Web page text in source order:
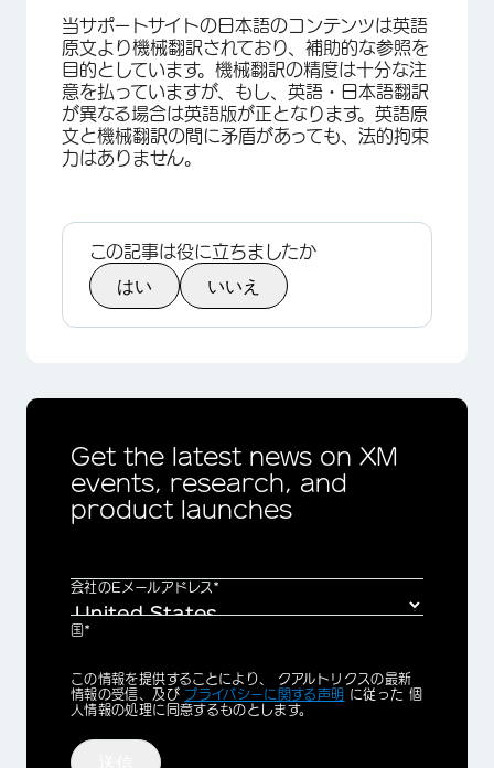
当サポートサイトの日本語のコンテンツは英語
原文より機械翻訳されており、補助的な参照を
目的としています。機械翻訳の精度は十分な注
意を払っていますが、もし、英語・日本語翻訳
が異なる場合は英語版が正となります。英語原
文と機械翻訳の間に矛盾があっても、法的拘束
力はありません。
この記事は役に立ちましたか
はい いいえ
Get the latest news on XM
events, research, and
product launches
会社のEメールアドレス*
国*
Privacy
Optin
この情報を提供することにより、 クアルトリクスの最新
情報の受信、及び プライバシーに関する声明 に従った 個
人情報の処理に同意するものとします。